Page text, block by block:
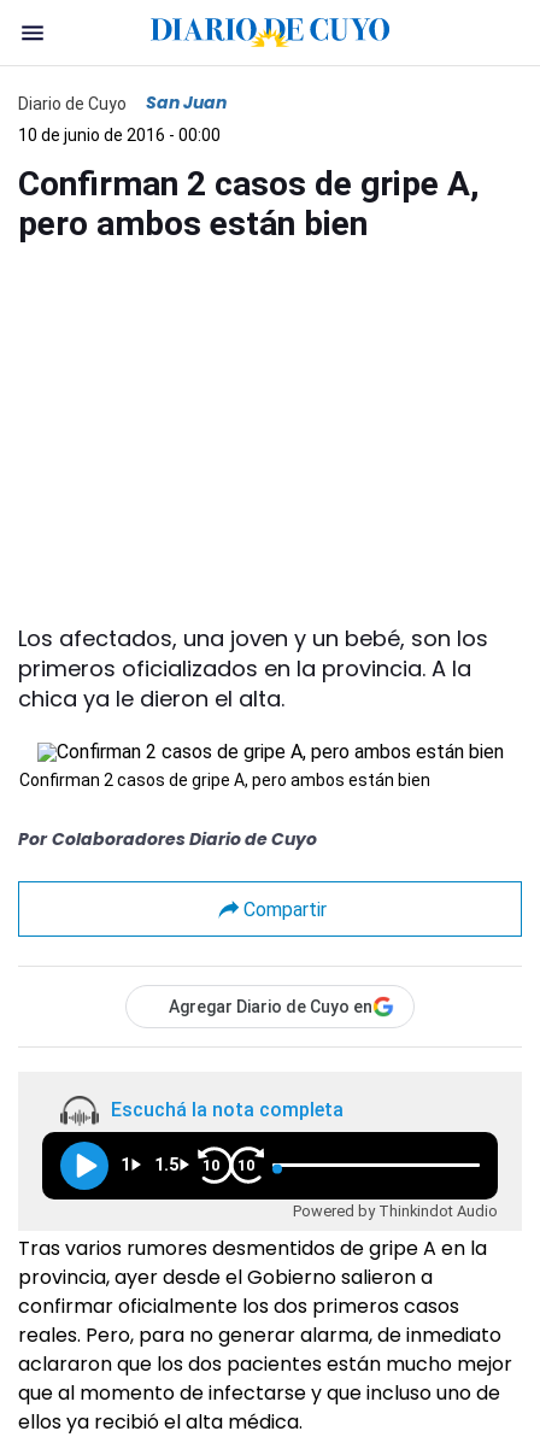
Diario de Cuyo San Juan
10 de junio de 2016 - 00:00
Confirman 2 casos de gripe A,
pero ambos están bien
Los afectados, una joven y un bebé, son los
primeros oficializados en la provincia. A la
chica ya le dieron el alta.
Confirman 2 casos de gripe A, pero ambos están bien
Por Colaboradores Diario de Cuyo
Compartir
Agregar Diario de Cuyo en
Escuchá la nota completa
1 1.5 10 10
Powered by Thinkindot Audio
Tras varios rumores desmentidos de gripe A en la
provincia, ayer desde el Gobierno salieron a
confirmar oficialmente los dos primeros casos
reales. Pero, para no generar alarma, de inmediato
aclararon que los dos pacientes están mucho mejor
que al momento de infectarse y que incluso uno de
ellos ya recibió el alta médica.